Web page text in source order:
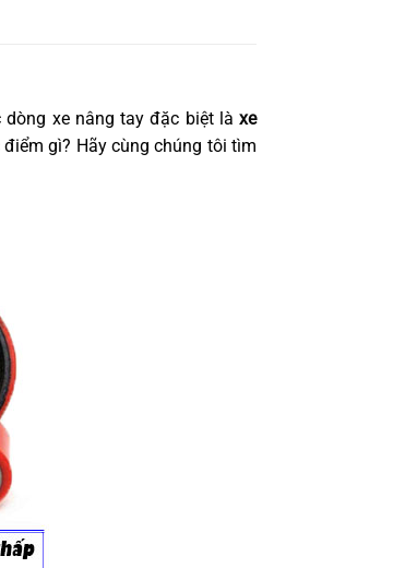
xe nâng tay đặc biệt làxe
gì? Hãy cùng chúng tôi tìm